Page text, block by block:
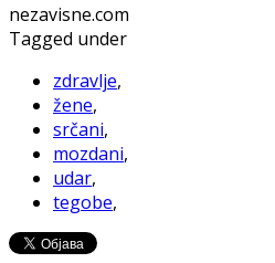
nezavisne.com
Tagged under
zdravlje,
žene,
srčani,
mozdani,
udar,
tegobe,